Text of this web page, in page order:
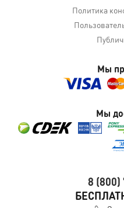
Политика
Мы
Мы
8